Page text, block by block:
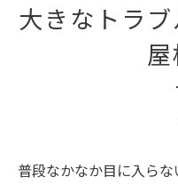
大きなトラ
普段なかなか目に入ら